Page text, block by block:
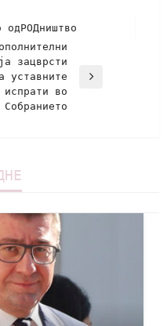
одРОДништво
зацврсти
уставните
во
Собранието